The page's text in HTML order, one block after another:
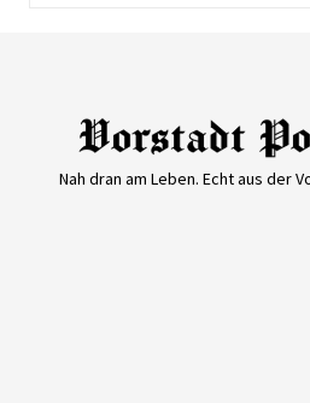
Nah dran am Leben. Echt aus der